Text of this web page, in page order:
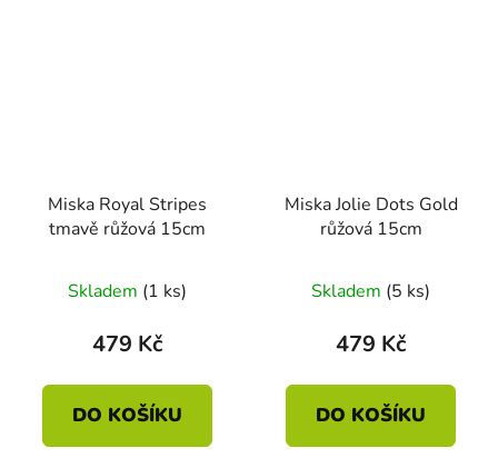
Miska Royal Stripes
tmavě růžová 15cm
Skladem (1 ks)
479 Kč
DO KOŠÍKU
Miska Jolie Dots Gold
růžová 15cm
Skladem (5 ks)
479 Kč
DO KOŠÍKU